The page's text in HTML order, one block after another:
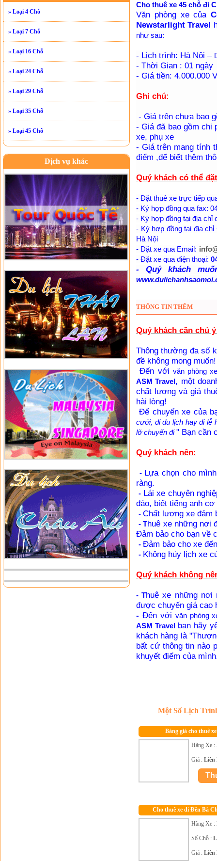
» Loại 4 Chỗ
» Loại 7 Chỗ
» Loại 16 Chỗ
» Loại 24 Chỗ
» Loại 29 Chỗ
» Loại 35 Chỗ
» Loại 45 Chỗ
Dịch vụ khác
Cho thuê xe 45 chỗ đi
Văn phòng xe của
Newstarlight Travel
như sau:
- Lịch trình: Hà Nội –
- Thời Gian : 01 ngày
- Giá tiền: 4.000.000
Ghi chú:
- Giá trên chưa bao
- Giá đã bao gồm chi
xe, phụ xe
- Giá trên mang tính
điểm ,để biết thêm
Quý khách có thể đặt
- Đặt thuê xe trực tiếp
- Ký hợp đồng qua fax:
- Ký hợp đồng tại địa chỉ
- Ký hợp đồng tại địa
Hà Nội
- Đặt xe qua Email:
- Đặt xe qua điện thoại:
- Quý khách
THÔNG TIN THÊM
Quý khách cần chú
Thông thường đa số
đề không mong muốn!
Đến với văn phòng
ASM Travel, một
chất lượng và giá
hài lòng!
Để chuyến xe của
cưới, đi du lịch hay đi lễ
lỡ chuyến đi " Bạn cần
Quý khách nên:
- Lựa chọn cho
ràng.
- Lái xe chuyên
đáo, biết tiếng anh cơ
- Chất lượng xe đảm
- Thuê xe những nơi
Đảm bảo cho bạn về
- Đảm bảo cho xe
- Không hủy lịch xe
Quý khách không
- Thuê xe những nơi
được chuyến giá cao
- Đến với văn phòng
ASM Travelbạn hãy
khách hàng là
bất cứ thông tin nào
khuyết điểm của
Một Số Lịch
Bảng giá cho thuê
Hãng Xe :
Giá : Liên
Cho thuê xe đi Đền Bà
Hãng Xe :
Số Chỗ :
Giá : Liên